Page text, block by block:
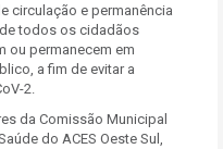
circulação e permanência
todos os cidadãos
ou permanecem em
a fim de evitar a
2.
da Comissão Municipal
do ACES Oeste Sul,